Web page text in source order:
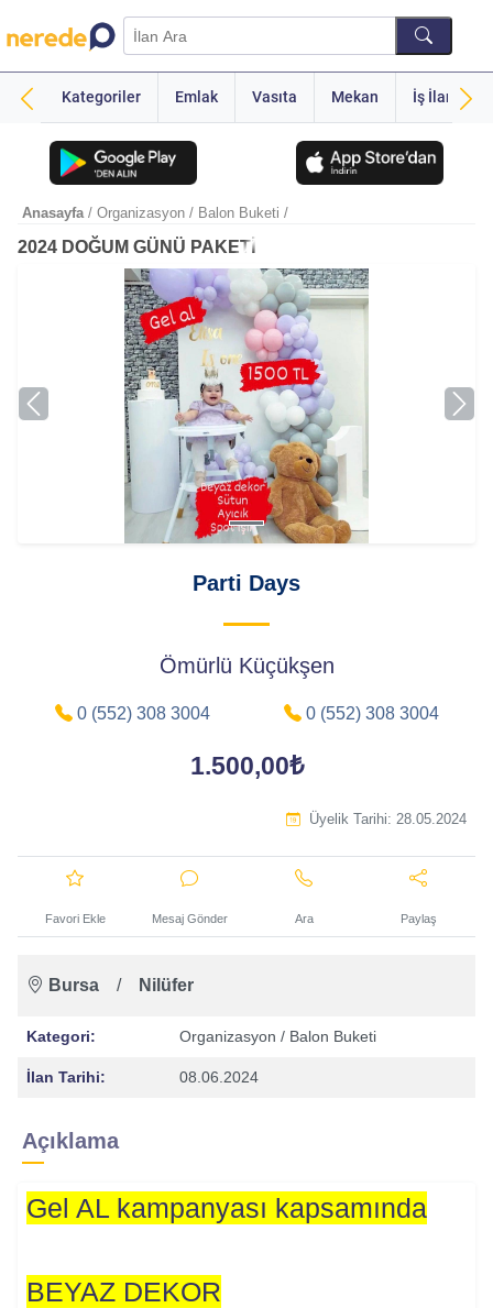
Kategoriler Emlak Vasıta Mekan İş İlanı
Anasayfa / Organizasyon / Balon Buketi /
2024 DOĞUM GÜNÜ PAKETİ
Parti Days
Ömürlü Küçükşen
0 (552) 308 3004 0 (552) 308 3004
1.500,00₺
Üyelik Tarihi: 28.05.2024
Favori Ekle Mesaj Gönder Ara Paylaş
Bursa / Nilüfer
Kategori: Organizasyon / Balon Buketi
İlan Tarihi: 08.06.2024
Açıklama
Gel AL kampanyası kapsamında
BEYAZ DEKOR